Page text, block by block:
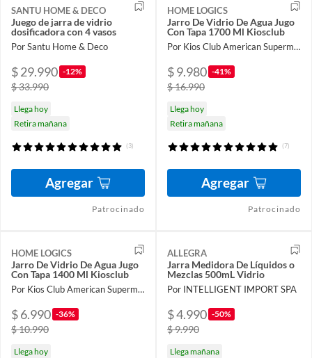
SANTU HOME & DECO
Juego de jarra de vidrio
dosificadora con 4 vasos
Por Santu Home & Deco
$ 29.990 -12%
$ 33.990
Llega hoy
Retira mañana
(3)
Agregar
Patrocinado
HOME LOGICS
Jarro De Vidrio De Agua Jugo
Con Tapa 1700 Ml Kiosclub
Por Kios Club American Supermarket
$ 9.980 -41%
$ 16.990
Llega hoy
Retira mañana
(7)
Agregar
Patrocinado
HOME LOGICS
Jarro De Vidrio De Agua Jugo
Con Tapa 1400 Ml Kiosclub
Por Kios Club American Supermarket
$ 6.990 -36%
$ 10.990
Llega hoy
ALLEGRA
Jarra Medidora De Líquidos o
Mezclas 500mL Vidrio
Por INTELLIGENT IMPORT SPA
$ 4.990 -50%
$ 9.990
Llega mañana